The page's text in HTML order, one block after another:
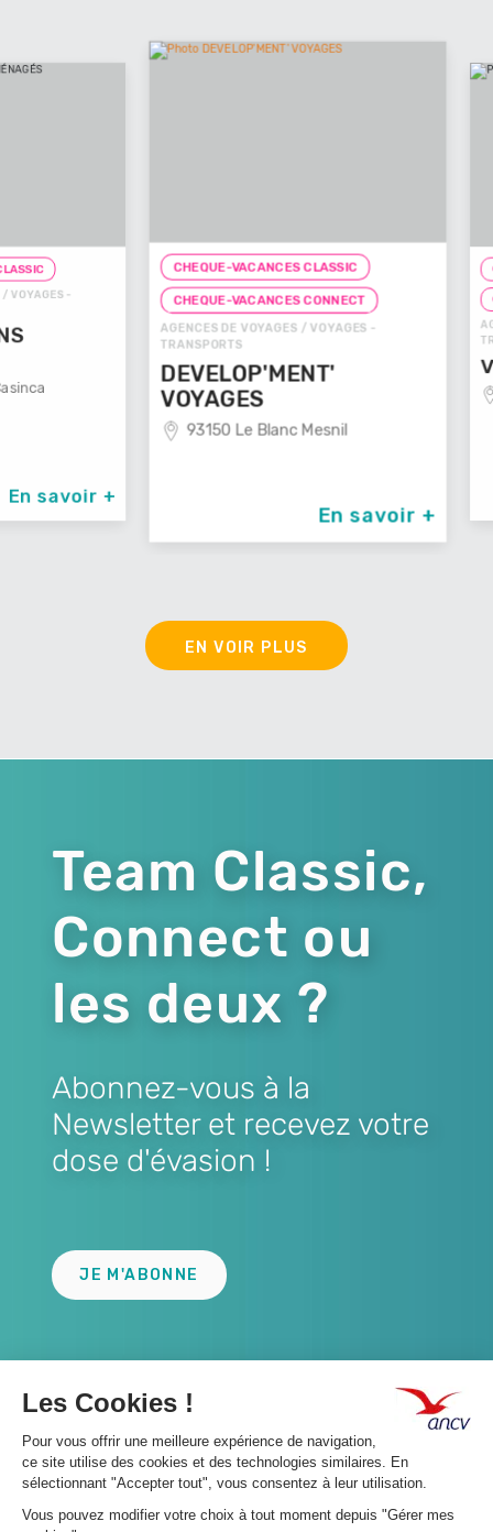
-
+
CHEQUE-VACANCES CLASSIC
CHEQUE-VACANCES CONNECT
AGENCES DE VOYAGES / VOYAGES -
TRANSPORTS
DEVELOP'MENT'
VOYAGES
93150 Le Blanc Mesnil
En savoir +
AGENCES
EN VOIR PLUS
Team Classic,
Connect ou
les deux ?
Abonnez-vous à la
Newsletter et recevez votre
dose d'évasion !
JE M'ABONNE